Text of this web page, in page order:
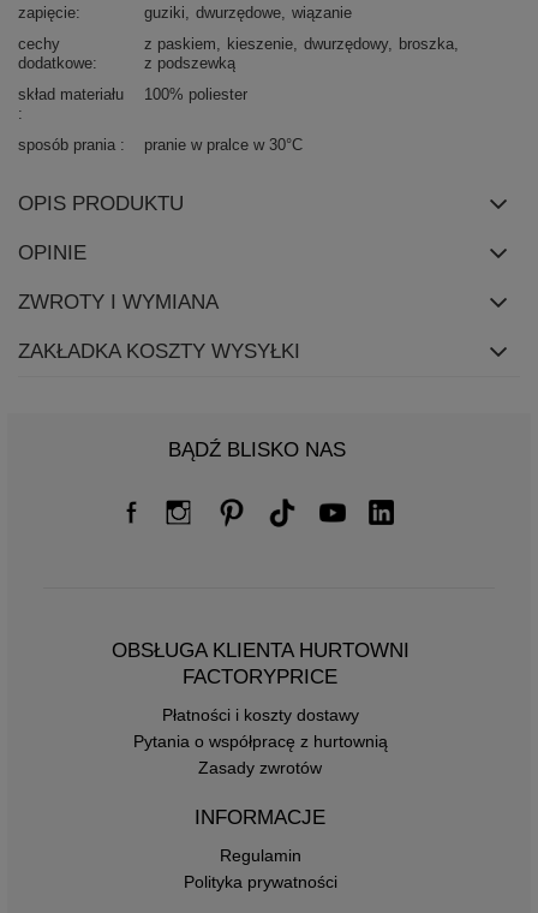
zapięcie
guziki dwurzędowe wiązanie
cechy
dodatkowe
z paskiem kieszenie dwurzędowy
broszka
z podszewką
skład materiału
100% poliester
sposób prania pranie w pralce w 30°C
OPIS PRODUKTU
OPINIE
ZWROTY I WYMIANA
ZAKŁADKA KOSZTY WYSYŁKI
BĄDŹ BLISKO NAS
OBSŁUGA KLIENTA HURTOWNI
FACTORYPRICE
Płatności i koszty dostawy
Pytania o współpracę z hurtownią
Zasady zwrotów
INFORMACJE
Regulamin
Polityka prywatności